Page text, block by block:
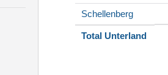
Schellenberg
Total Unterland